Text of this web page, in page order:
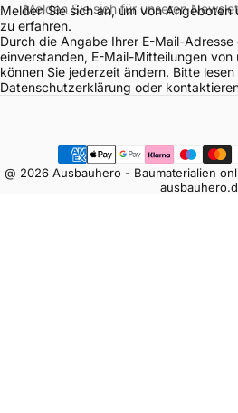
Melden Sie sich für unseren
Melden Sie sich an, um von
zu erfahren.
Durch die Angabe Ihrer E-Mail-
einverstanden, E-Mail-Mitteilungen von
können Sie jederzeit ändern. Bitte lesen
Datenschutzerklärung oder
@ 2026 Ausbauhero - Baumaterialien